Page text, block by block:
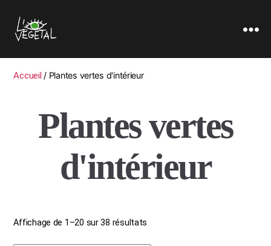
Accueil / Plantes vertes d'intérieur
Plantes vertes
d'intérieur
Affichage de 1–20 sur 38 résultats